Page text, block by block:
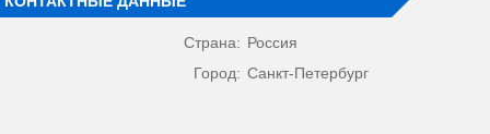
Страна: Россия
Город: Санкт-Петербург